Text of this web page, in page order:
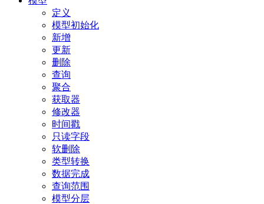
定义
模型初始化
新增
更新
删除
查询
聚合
获取器
修改器
时间戳
只读字段
软删除
类型转换
数据完成
查询范围
模型分层